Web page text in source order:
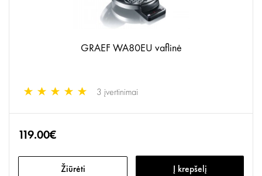
GRAEF WA80EU vaflinė
3 įvertinimai
119.00€
Žiūrėti Į krepšelį